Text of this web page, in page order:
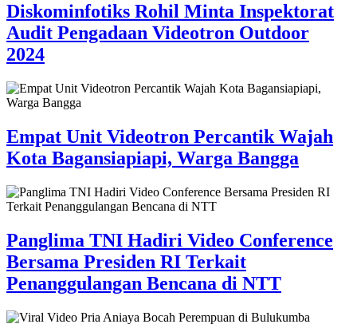
Diskominfotiks Rohil Minta Inspektorat
Audit Pengadaan Videotron Outdoor
2024
Empat Unit Videotron Percantik Wajah
Kota Bagansiapiapi, Warga Bangga
Panglima TNI Hadiri Video Conference
Bersama Presiden RI Terkait
Penanggulangan Bencana di NTT